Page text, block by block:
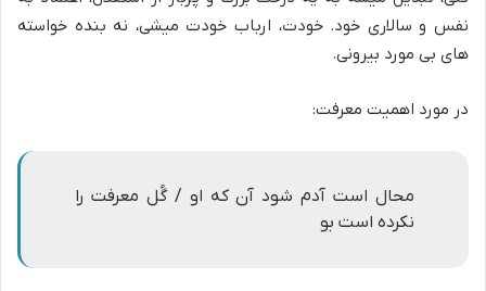
نفس و سالاری خود. خودت، ارباب خودت میشی، نه بنده خواسته
های بی مورد بیرونی.
در مورد اهمیت معرفت:
محال است آدم شود آن که او / گُل معرفت را
نکرده است بو